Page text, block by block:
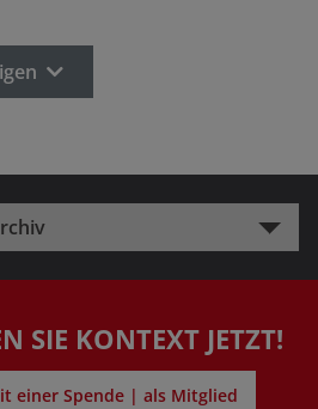
SIE KONTEXT JETZT!
einer Spende | als Mitglied